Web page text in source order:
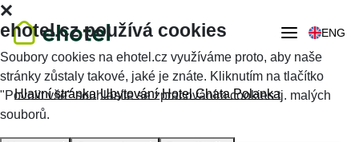
ENG
Hlavní stránka Ubytování Hotel Chata Polanka
ehotel.cz používá cookies
Soubory cookies na ehotel.cz využíváme proto, aby naše
stránky zůstaly takové, jaké je znáte. Kliknutím na tlačítko
"Povolit vše" souhlasíte se zpracováním cookies tj. malých
souborů.